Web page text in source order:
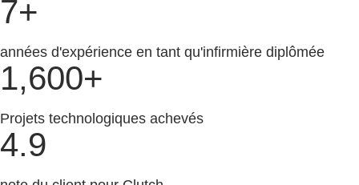
7+
années d'expérience en tant qu'infirmière diplômée
1,600+
Projets technologiques achevés
4.9